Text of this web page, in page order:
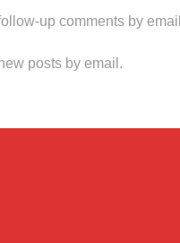
up comments by
posts by email.